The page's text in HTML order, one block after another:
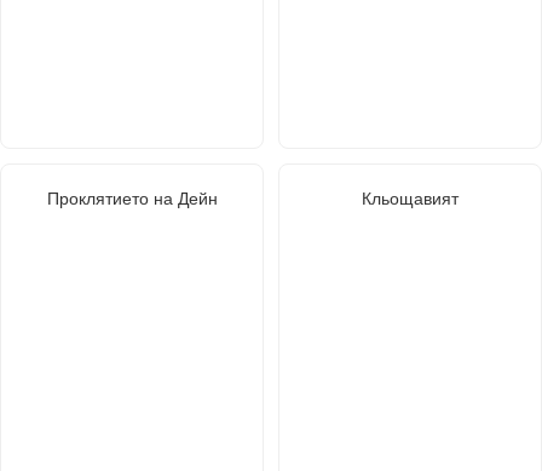
Проклятието на Дейн Кльощавият